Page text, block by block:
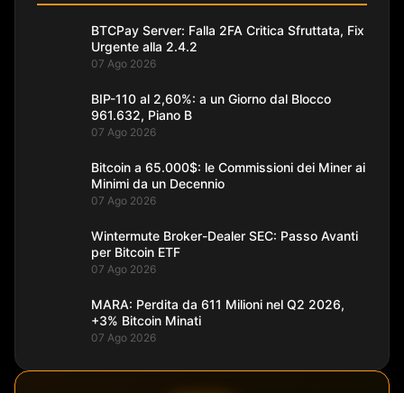
BTCPay Server: Falla 2FA Critica Sfruttata, Fix
Urgente alla 2.4.2
07 Ago 2026
BIP-110 al 2,60%: a un Giorno dal Blocco
961.632, Piano B
07 Ago 2026
Bitcoin a 65.000$: le Commissioni dei Miner ai
Minimi da un Decennio
07 Ago 2026
Wintermute Broker-Dealer SEC: Passo Avanti
per Bitcoin ETF
07 Ago 2026
MARA: Perdita da 611 Milioni nel Q2 2026,
+3% Bitcoin Minati
07 Ago 2026